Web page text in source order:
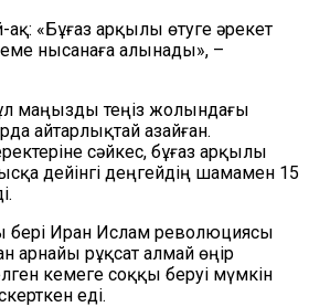
«Бұғаз арқылы өтуге әрекет
нысанаға алынады», –
маңызды теңіз жолындағы
айтарлықтай азайған.
сәйкес, бұғаз арқылы
дейінгі деңгейдің шамамен 15
бері Иран Ислам революциясы
арнайы рұқсат алмай өңір
кемеге соққы беруі мүмкін
еді.